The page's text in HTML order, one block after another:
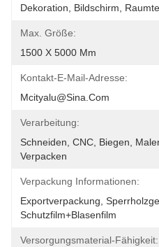
Dekoration, Bildschirm,
Max. Größe:
1500 X 5000 Mm
Kontakt-E-Mail-Adresse:
Mcityalu@sina.com
Verarbeitung:
Schneiden, CNC, Biegen,
Verpacken
Verpackung Informationen:
Exportverpackung,
Schutzfilm+Blasenfilm
Versorgungsmaterial-Fähigkeit: